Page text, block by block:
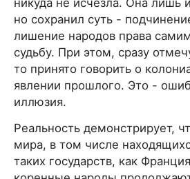
никуда не исчезла. Она лишь
но сохранил суть -
лишение народов права
судьбу. При этом, сразу
то принято говорить о
явлении прошлого. Это -
иллюзия.
Реальность демонстрирует,
мира, в том числе
таких государств, как